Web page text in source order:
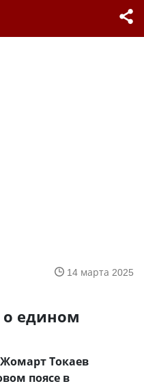
14 марта 2025
о едином
Токаев
поясе в